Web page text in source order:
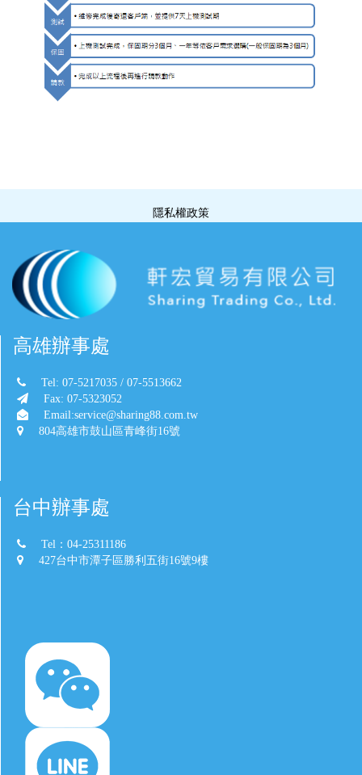
隱私權政策
高雄辦事處
Tel: 07-5217035 / 07-5513662
Fax: 07-5323052
Email:service@sharing88.com.tw
804高雄市鼓山區青峰街16號
台中辦事處
Tel：04-25311186
427台中市潭子區勝利五街16號9樓